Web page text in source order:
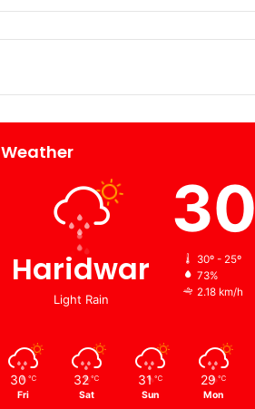
Weather
Haridwar
Light Rain
30
30º - 25º
73%
2.18 km/h
30 ℃
Fri
32 ℃
Sat
31 ℃
Sun
29 ℃
Mon